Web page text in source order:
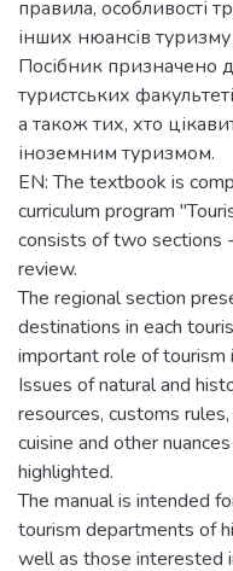
правила, особливості
інших нюансів
Посібник призначено
туристських
а також тих, хто
іноземним туризмом.
EN: The textbook is
curriculum program
consists of two sections
review.
The regional section
destinations in each
important role of tourism
Issues of natural and
resources, customs
cuisine and other
highlighted.
The manual is intended
tourism departments of
well as those interested